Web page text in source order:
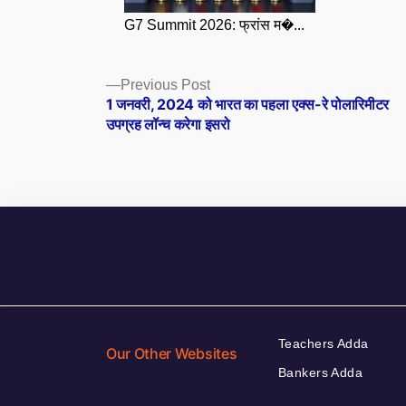
G7 Summit 2026: फ्रांस म�...
Posts
navigation
Previous PostPrevious
post:
1 जनवरी, 2024 को भारत का पहला एक्स-रे पोलारिमीटर
उपग्रह लॉन्च करेगा इसरो
Our Other Websites
Teachers Adda
Bankers Adda